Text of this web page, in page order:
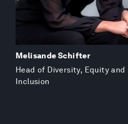
Melisande Schifter
Head of Diversity, Equity and
Inclusion